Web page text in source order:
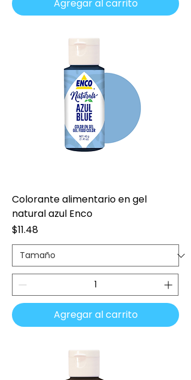
Agregar al carrito
Colorante alimentario en gel
natural azul Enco
Precio
$11.48
Agregar al carrito